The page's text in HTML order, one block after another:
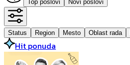
Top poslovi Novi poslovi
Status Region Mesto Oblast rada
Hit ponuda